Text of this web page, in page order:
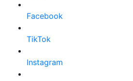
Facebook
TikTok
Instagram